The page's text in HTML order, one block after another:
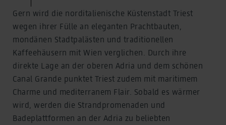
Gern wird die norditalienische Küstenstadt Triest
wegen ihrer Fülle an eleganten Prachtbauten,
mondänen Stadtpalästen und traditionellen
Kaffeehäusern mit Wien verglichen. Durch ihre
direkte Lage an der oberen Adria und dem schönen
Canal Grande punktet Triest zudem mit maritimem
Charme und mediterranem Flair. Sobald es wärmer
wird, werden die Strandpromenaden und
Badeplattformen an der Adria zu beliebten